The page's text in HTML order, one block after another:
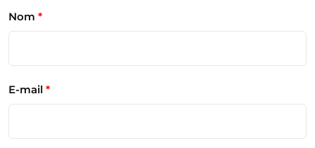
Nom *
E-mail *